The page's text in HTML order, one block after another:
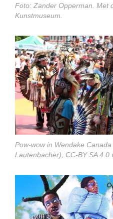
Foto: Zander Opperman. Met
Kunstmuseum.
Pow-wow in Wendake
Lautenbacher), CC-BY SA 4.0